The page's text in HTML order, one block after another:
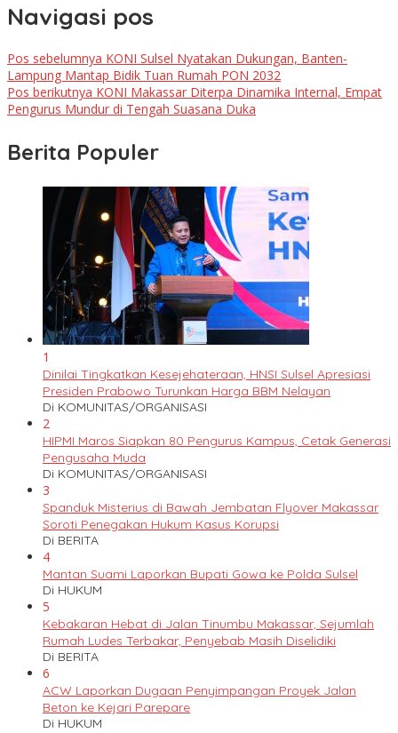
Navigasi pos
Pos sebelumnya KONI Sulsel Nyatakan Dukungan, Banten-
Lampung Mantap Bidik Tuan Rumah PON 2032
Pos berikutnya KONI Makassar Diterpa Dinamika Internal, Empat
Pengurus Mundur di Tengah Suasana Duka
Berita Populer
1
Dinilai Tingkatkan Kesejehateraan, HNSI Sulsel Apresiasi
Presiden Prabowo Turunkan Harga BBM Nelayan
Di KOMUNITAS/ORGANISASI
2
HIPMI Maros Siapkan 80 Pengurus Kampus, Cetak Generasi
Pengusaha Muda
Di KOMUNITAS/ORGANISASI
3
Spanduk Misterius di Bawah Jembatan Flyover Makassar
Soroti Penegakan Hukum Kasus Korupsi
Di BERITA
4
Mantan Suami Laporkan Bupati Gowa ke Polda Sulsel
Di HUKUM
5
Kebakaran Hebat di Jalan Tinumbu Makassar, Sejumlah
Rumah Ludes Terbakar, Penyebab Masih Diselidiki
Di BERITA
6
ACW Laporkan Dugaan Penyimpangan Proyek Jalan
Beton ke Kejari Parepare
Di HUKUM